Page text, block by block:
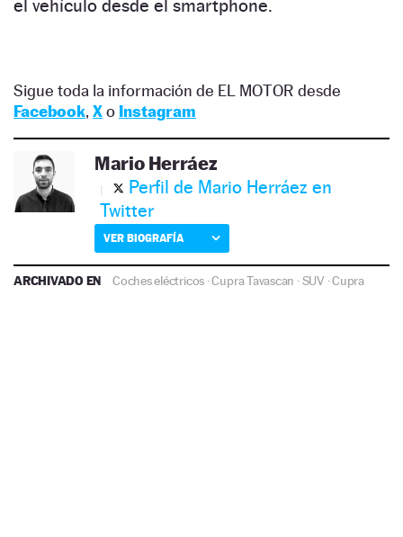
el vehículo desde el smartphone.
Sigue toda la información de EL MOTOR desde
Facebook, Xo Instagram
Mario Herráez
Perfil de Mario Herráez en
Twitter
VER BIOGRAFÍA
ARCHIVADO EN Coches eléctricos ·Cupra Tavascan ·SUV ·Cupra